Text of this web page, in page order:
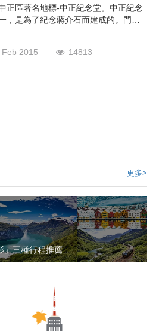
正區著名地標-中正紀念堂。中正紀念
，是為了紀念蔣介石而建成的。門票
藍白的色調代表了自由、平等。除了
它另一個著名的表演是每小時的換班
念的重點之一，也是中正紀念堂背後
Feb 2015 14813
更多>
」三種行程推薦